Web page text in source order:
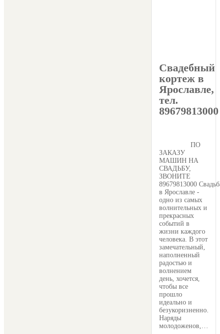
Свадебный
кортеж в
Ярославле,
тел.
89679813000
ПО
ЗАКАЗУ
МАШИН НА
СВАДЬБУ,
ЗВОНИТЕ
89679813000
в Ярославле -
одно из самых
волнительных и
прекрасных
событий в
жизни каждого
человека. В этот
замечательный,
наполненный
радостью и
волнением
день, хочется,
чтобы все
прошло
идеально и
безукоризненно.
Наряды
молодоженов,…